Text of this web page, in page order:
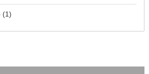
(1)